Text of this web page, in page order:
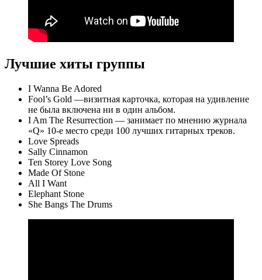
Лучшие хиты группы
I Wanna Be Adored
Fool’s Gold —визитная карточка, которая на удивление
не была включена ни в один альбом.
I Am The Resurrection — занимает по мнению журнала
«Q» 10-е место среди 100 лучших гитарных треков.
Love Spreads
Sally Cinnamon
Ten Storey Love Song
Made Of Stone
All I Want
Elephant Stone
She Bangs The Drums